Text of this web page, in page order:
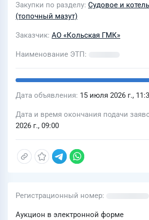
мазуте воды с
кавитации, в соответствии с
техническим заданием
№КГМК-103/002-тз
Закупки по разделу Судовое и
(топочный мазут)
Заказчик АО «Кольская ГМК»
Наименование ЭТП
Дата объявления 15 июля 2026 г.,
Дата и время окончания подачи
2026 г., 09:00
Регистрационный номер
Аукцион в электронной форме